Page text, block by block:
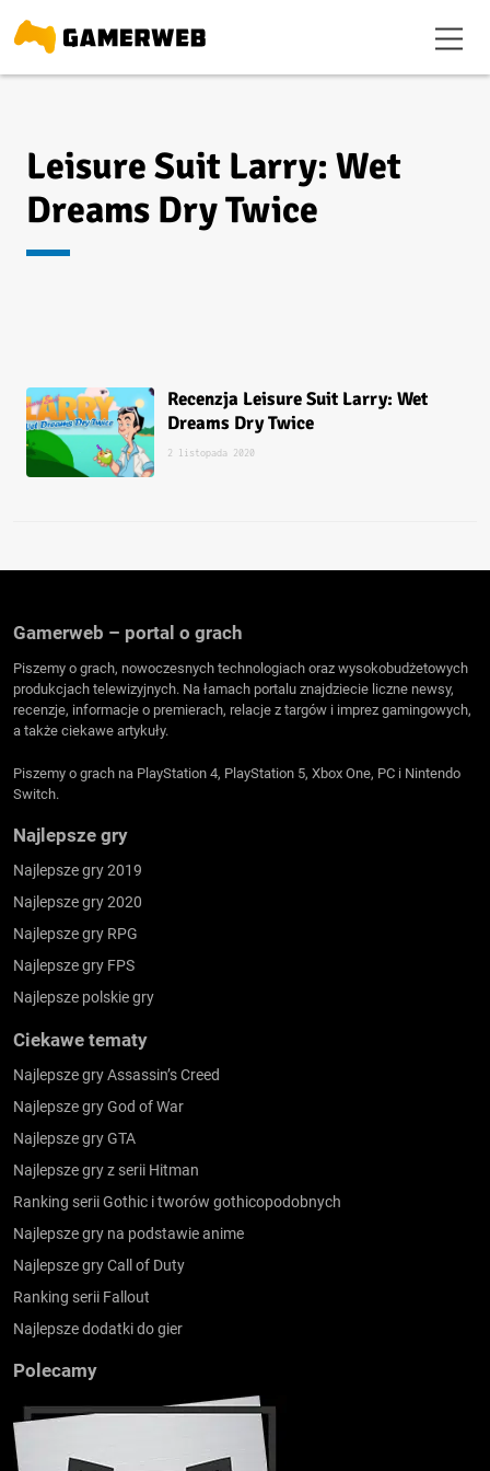
Leisure Suit Larry: Wet
Dreams Dry Twice
Recenzja Leisure Suit Larry: Wet
Dreams Dry Twice
2 listopada 2020
Gamerweb – portal o grach
Piszemy o grach, nowoczesnych technologiach oraz wysokobudżetowych
produkcjach telewizyjnych. Na łamach portalu znajdziecie liczne newsy,
recenzje, informacje o premierach, relacje z targów i imprez gamingowych,
a także ciekawe artykuły.
Piszemy o grach na PlayStation 4, PlayStation 5, Xbox One, PC i Nintendo
Switch.
Najlepsze gry
Najlepsze gry 2019
Najlepsze gry 2020
Najlepsze gry RPG
Najlepsze gry FPS
Najlepsze polskie gry
Ciekawe tematy
Najlepsze gry Assassin’s Creed
Najlepsze gry God of War
Najlepsze gry GTA
Najlepsze gry z serii Hitman
Ranking serii Gothic i tworów gothicopodobnych
Najlepsze gry na podstawie anime
Najlepsze gry Call of Duty
Ranking serii Fallout
Najlepsze dodatki do gier
Polecamy